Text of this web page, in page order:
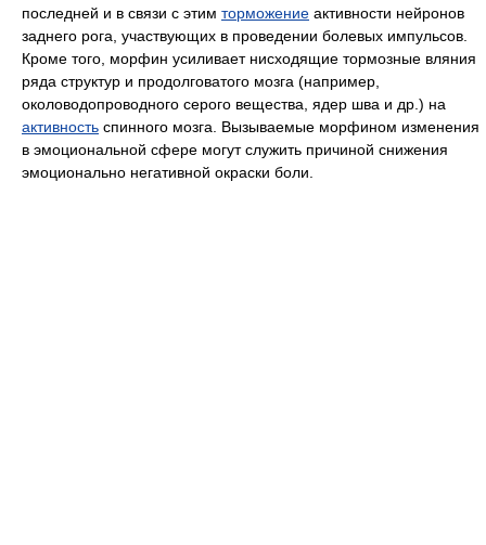
последней и в связи с этим торможение активности нейронов
заднего рога, участвующих в проведении болевых импульсов.
Кроме того, морфин усиливает нисходящие тормозные вляния
ряда структур и продолговатого мозга (например,
околоводопроводного серого вещества, ядер шва и др.) на
активность спинного мозга. Вызываемые морфином изменения
в эмоциональной сфере могут служить причиной снижения
эмоционально негативной окраски боли.